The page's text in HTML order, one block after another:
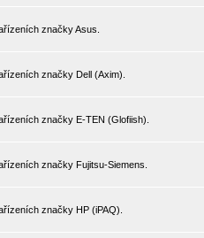
značky Asus.
značky Dell (Axim).
značky E-TEN (Glofiish).
značky Fujitsu-Siemens.
značky HP (iPAQ).